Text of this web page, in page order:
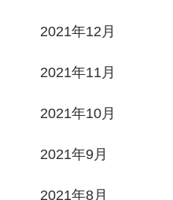
2021年12月
2021年11月
2021年10月
2021年9月
2021年8月